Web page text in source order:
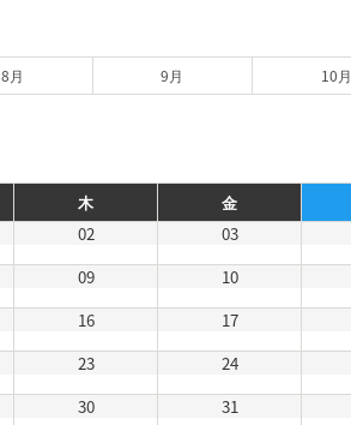
8月 9月 10月
木 金
02 03
09 10
16 17
23 24
30 31